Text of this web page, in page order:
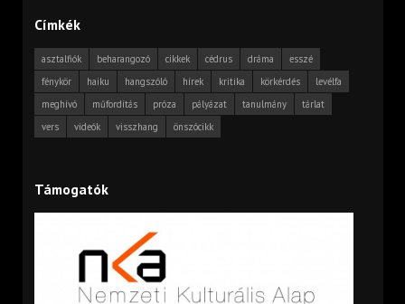
Címkék
asztalfiók beharangozó cikkek cédrus dráma
esszé
fénykör
haiku hangszóló hírek kritika körkérdés
levélfa
meghívó
műfordítás próza pályázat tanulmány
tárlat
vers
videók visszhang önszócikk
Támogatók